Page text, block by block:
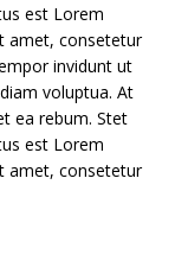
est Lorem
amet, consetetur
invidunt ut
voluptua. At
ea rebum. Stet
est Lorem
amet, consetetur